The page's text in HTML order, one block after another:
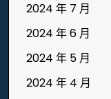
2024 年 7 月
2024 年 6 月
2024 年 5 月
2024 年 4 月